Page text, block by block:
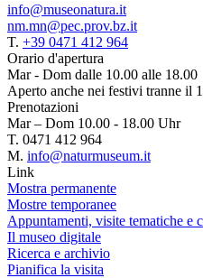
info@museonatura.it
nm.mn@pec.prov.bz.it
T. +39 0471 412 964
Orario d'apertura
Mar - Dom dalle 10.00 alle 18.00
Aperto anche nei festivi tranne il
Prenotazioni
Mar – Dom 10.00 - 18.00 Uhr
T. 0471 412 964
M. info@naturmuseum.it
Link
Mostra permanente
Mostre temporanee
Appuntamenti, visite tematiche e
Il museo digitale
Ricerca e archivio
Pianifica la visita